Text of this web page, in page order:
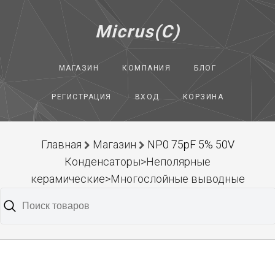
Micrus(C)
МАГАЗИН КОМПАНИЯ БЛОГ
РЕГИСТРАЦИЯ ВХОД КОРЗИНА
Главная Магазин
NP0 75pF 5% 50V
Конденсаторы>Неполярные
керамические>Многослойные выводные